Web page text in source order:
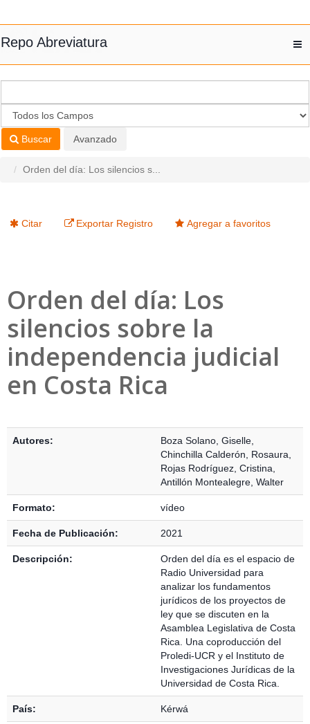
Repo Abreviatura
Buscar Avanzado
Orden del día: Los silencios s...
Citar Exportar Registro Agregar a favoritos
Orden del día: Los
silencios sobre la
independencia judicial
en Costa Rica
Autores: Boza Solano, Giselle
Chinchilla Calderón, Rosaura
Rojas Rodríguez, Cristina
Antillón Montealegre, Walter
Formato: vídeo
Fecha de Publicación: 2021
Descripción:
Orden del día es el espacio de
Radio Universidad para
analizar los fundamentos
jurídicos de los proyectos de
ley que se discuten en la
Asamblea Legislativa de Costa
Rica. Una coproducción del
Proledi-UCR y el Instituto de
Investigaciones Jurídicas de la
Universidad de Costa Rica.
País: Kérwá